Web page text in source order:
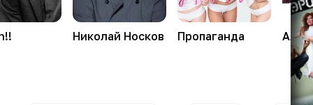
Николай Носков Пропаганда